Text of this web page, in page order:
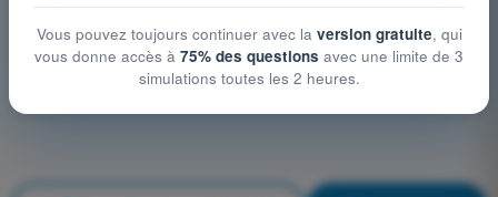
Vous pouvez toujours continuer avec la version gratuite, qui
vous donne accès à 75% des questions avec une limite de 3
simulations toutes les 2 heures.